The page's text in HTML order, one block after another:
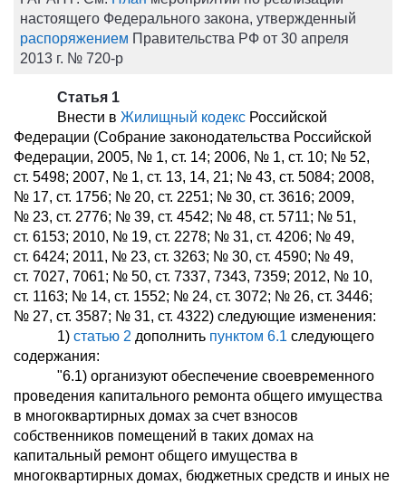
настоящего Федерального закона, утвержденный
распоряжением Правительства РФ от 30 апреля
2013 г. № 720-р
Статья 1
Внести в Жилищный кодекс Российской
Федерации (Собрание законодательства Российской
Федерации, 2005, № 1, ст. 14; 2006, № 1, ст. 10; № 52,
ст. 5498; 2007, № 1, ст. 13, 14, 21; № 43, ст. 5084; 2008,
№ 17, ст. 1756; № 20, ст. 2251; № 30, ст. 3616; 2009,
№ 23, ст. 2776; № 39, ст. 4542; № 48, ст. 5711; № 51,
ст. 6153; 2010, № 19, ст. 2278; № 31, ст. 4206; № 49,
ст. 6424; 2011, № 23, ст. 3263; № 30, ст. 4590; № 49,
ст. 7027, 7061; № 50, ст. 7337, 7343, 7359; 2012, № 10,
ст. 1163; № 14, ст. 1552; № 24, ст. 3072; № 26, ст. 3446;
№ 27, ст. 3587; № 31, ст. 4322) следующие изменения:
1) статью 2 дополнить пунктом 6.1 следующего
содержания:
"6.1) организуют обеспечение своевременного
проведения капитального ремонта общего имущества
в многоквартирных домах за счет взносов
собственников помещений в таких домах на
капитальный ремонт общего имущества в
многоквартирных домах, бюджетных средств и иных не